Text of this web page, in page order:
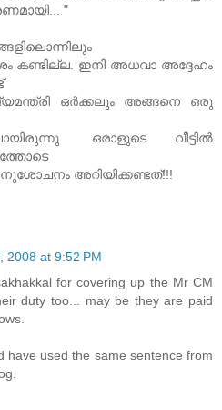
"
കണ്ടില്ല. ഇനി അധവാ അദ്ദേഹം
ഒര്‍ക്കലും അങ്ങനെ ഒരു
ഒരാളുടെ വീട്ടില്‍
അറിയിക്കണ്ടത്‌!!!
2008 at 9:52 PM
for covering up the Mr CM
duty too... may be they are paid
have used the same sentence from